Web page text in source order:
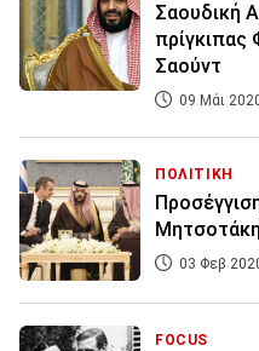
Σαουδική
πρίγκιπας
Σαούντ
09 Μάι
ΠΟΛΙΤΙΚΗ
03 Φεβ
FOCUS